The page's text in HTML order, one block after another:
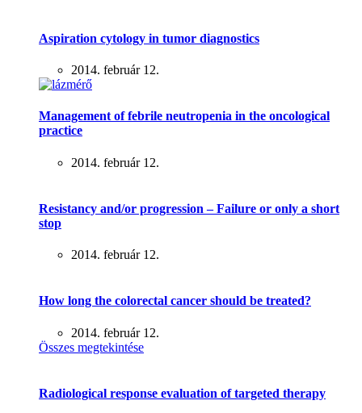
Aspiration cytology in tumor diagnostics
2014. február 12.
Management of febrile neutropenia in the oncological
practice
2014. február 12.
Resistancy and/or progression – Failure or only a short
stop
2014. február 12.
How long the colorectal cancer should be treated?
2014. február 12.
Összes megtekintése
Radiological response evaluation of targeted therapy